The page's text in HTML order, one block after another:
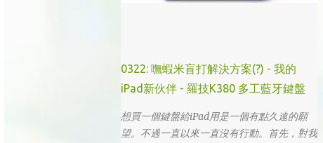
0322: 嘸蝦米盲打解決方案(?) - 我的
iPad新伙伴 - 羅技K380 多工藍牙鍵盤
想買一個鍵盤給iPad用是一個有點久遠的願
望。不過一直以來一直沒有行動。首先，對我